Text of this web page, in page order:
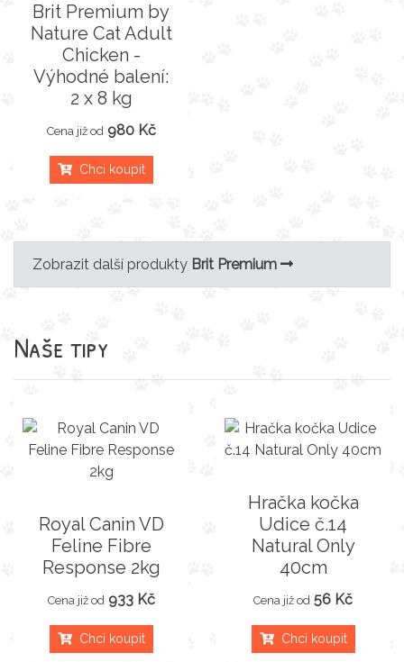
Brit Premium by
Nature Cat Adult
Chicken -
Výhodné balení:
2 x 8 kg
Cena již od 980 Kč
Chci koupit
Zobrazit další produkty Brit Premium
Naše tipy
Royal Canin VD
Feline Fibre
Response 2kg
Cena již od 933 Kč
Chci koupit
Hračka kočka
Udice č.14
Natural Only
40cm
Cena již od 56 Kč
Chci koupit